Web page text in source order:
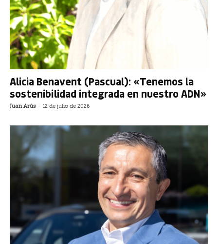
Alicia Benavent (Pascual): «Tenemos la
sostenibilidad integrada en nuestro ADN»
Juan Arús - 12 de julio de 2026